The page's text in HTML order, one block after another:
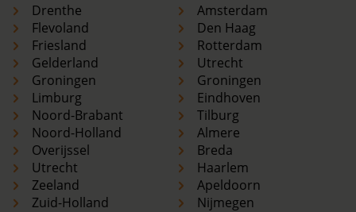
Drenthe
Flevoland
Friesland
Gelderland
Groningen
Limburg
Noord-Brabant
Noord-Holland
Overijssel
Utrecht
Zeeland
Zuid-Holland
Amsterdam
Den Haag
Rotterdam
Utrecht
Groningen
Eindhoven
Tilburg
Almere
Breda
Haarlem
Apeldoorn
Nijmegen